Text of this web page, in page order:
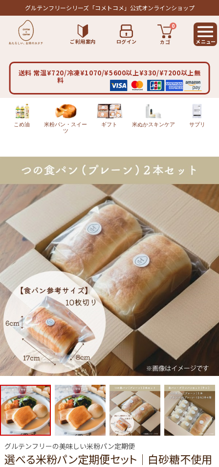
グルテンフリーシリーズ「コメトコメ」公式オンラインショップ
ご利用案内 ログイン カゴ
0
送料 常温¥720/冷凍¥1070/¥5600以上¥330/¥7200以上無
料
こめ油
米粉パン・スイー
ツ
ギフト 米ぬかスキンケア サプリ
グルテンフリーの美味しい米粉パン定期便
選べる米粉パン定期便セット│白砂糖不使用